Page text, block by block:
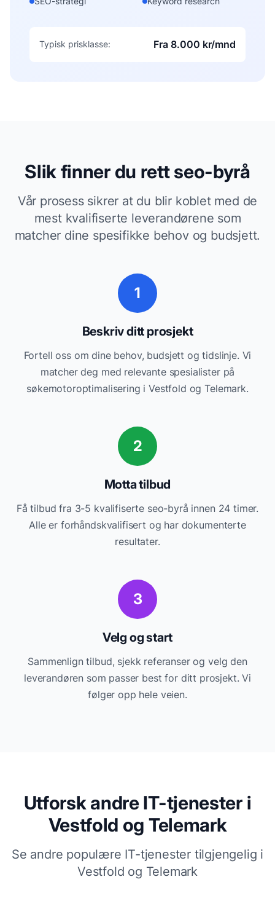
Typisk prisklasse: Fra 8.000 kr/mnd
Slik finner du rettseo-byrå
Vår prosess sikrer at du blir koblet med de
mest kvalifiserte leverandørene som
matcher dine spesifikke behov og budsjett.
1
Beskriv ditt prosjekt
Fortell oss om dine behov, budsjett og tidslinje. Vi
matcher deg med relevante spesialister på
søkemotoroptimalisering iVestfold og Telemark.
2
Motta tilbud
Få tilbud fra 3-5 kvalifiserte seo-byrå innen 24 timer.
Alle er forhåndskvalifisert og har dokumenterte
resultater.
3
Velg og start
Sammenlign tilbud, sjekk referanser og velg den
leverandøren som passer best for ditt prosjekt. Vi
følger opp hele veien.
Utforsk andre IT-tjenester i
Vestfold og Telemark
Se andre populære IT-tjenester tilgjengelig i
Vestfold og Telemark